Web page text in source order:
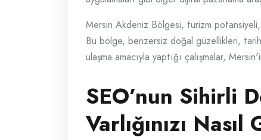
Mersin Akdeniz Bölgesi, turizm
Bu bölge, benzersiz doğal güzellikleri,
ulaşma amacıyla yaptığı çalışmalar,
SEO’nun Sihirli
Varlığınızı